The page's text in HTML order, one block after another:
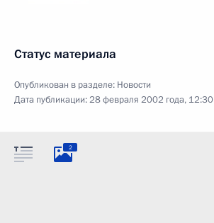
Статус материала
Опубликован в разделе: Новости
Дата публикации:28 февраля 2002 года, 12:30
2